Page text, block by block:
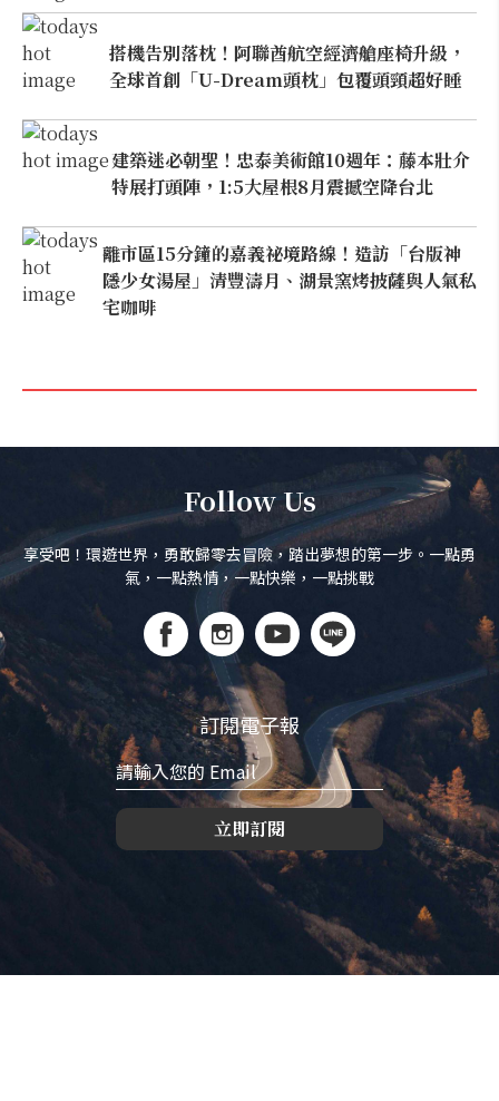
搭機告別落枕！阿聯酋航空經濟艙座椅升級，
全球首創「U-Dream頭枕」包覆頭頸超好睡
建築迷必朝聖！忠泰美術館10週年：藤本壯介
特展打頭陣，1:5大屋根8月震撼空降台北
離市區15分鐘的嘉義祕境路線！造訪「台版神
隱少女湯屋」清豐濤月、湖景窯烤披薩與人氣私
宅咖啡
Follow Us
享受吧！環遊世界，勇敢歸零去冒險，踏出夢想的第一步。一點勇
氣，一點熱情，一點快樂，一點挑戰
訂閱電子報
立即訂閱